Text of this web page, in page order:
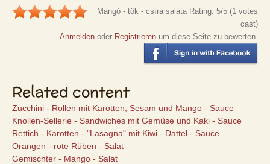
Mangó - tök - csíra saláta Rating: 5/5 (1 votes
cast)
Anmelden oder Registrieren um diese Seite zu bewerten.
Related content
Zucchini - Rollen mit Karotten, Sesam und Mango - Sauce
Knollen-Sellerie - Sandwiches mit Gemüse und Kaki - Sauce
Rettich - Karotten - "Lasagna" mit Kiwi - Dattel - Sauce
Orangen - rote Rüben - Salat
Gemischter - Mango - Salat